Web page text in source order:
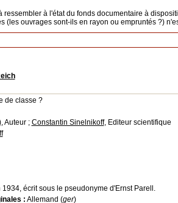
à l'état du fonds documentaire à
(les ouvrages sont-ils en rayon ou empruntés ?)
de classe ?
, Auteur ; Constantin Sinelnikoff, Editeur scientifique
écrit sous le pseudonyme d'Ernst Parell.
: Allemand (ger)